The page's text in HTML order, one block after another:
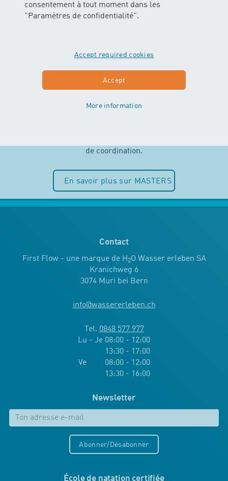
consentement à tout moment dans les
"Paramètres de confidentialité".
Accept required cookies
Accept
More information
MASTERS
Indépendance et plaisir de l’eau sont
de coordination.
En savoir plus sur MASTERS
Contact
First Flow - une marque de H2O Wasser erleben SA
Kranichweg 6
3074 Muri bei Bern
info@wassererleben.ch
Tel. 0848 577 977
Lu - Je 08:00 - 12:00
13:30 - 17:00
Ve 08:00 - 12:00
13:30 - 16:00
Newsletter
Abonner/Désabonner
École de natation certifiée